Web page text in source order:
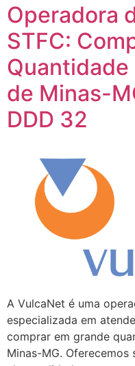
Operadora
STFC:
Quantidade
de Minas-
DDD 32
A VulcaNet é uma
especializada em
comprar em grande
Minas-MG.